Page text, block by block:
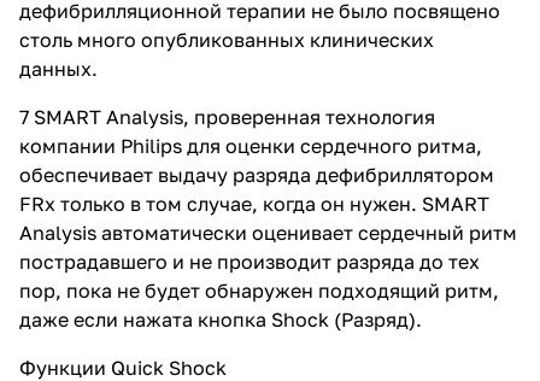
дефибрилляционной терапии не было посвящено
столь много опубликованных клинических
данных.
7 SMART Analysis, проверенная технология
компании Philips для оценки сердечного ритма,
обеспечивает выдачу разряда дефибриллятором
FRx только в том случае, когда он нужен. SMART
Analysis автоматически оценивает сердечный ритм
пострадавшего и не производит разряда до тех
пор, пока не будет обнаружен подходящий ритм,
даже если нажата кнопка Shock (Разряд).
Функции Quick Shock